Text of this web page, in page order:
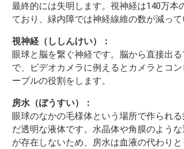
最終的には失明します。視神経は140万本
ており、緑内障では神経線維の数が減って
視神経（ししんけい）：
眼球と脳を繋ぐ神経です。脳から直接出
で、ビデオカメラに例えるとカメラとコ
ーブルの役割をします。
房水（ぼうすい）：
眼球のなかの毛様体という場所で作られ
だ透明な液体です。水晶体や角膜のよう
が存在しないため、房水は血液の代わり